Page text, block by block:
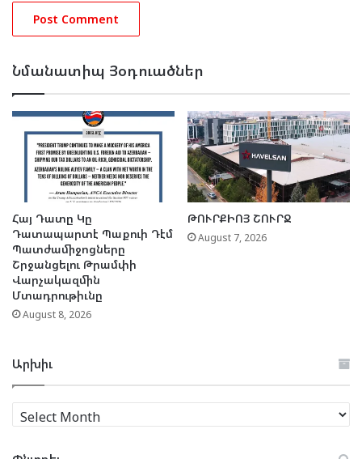
Նմանատիպ Յօդուածներ
Հայ Դատը Կը
Դատապարտէ Պաքուի Դէմ
Պատժամիջոցները
Շրջանցելու Թրամփի
Վարչակազմին
Մտադրութիւնը
August 8, 2026
ԹՈՒՐՔԻՈՅ ՇՈՒՐՋ
August 7, 2026
Արխիւ
Արխիւ